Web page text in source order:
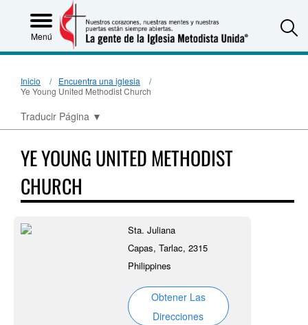
Menú
Inicio
Encuentra una iglesia
Ye Young United Methodist Church
Traducir Página ▼
YE YOUNG UNITED METHODIST
CHURCH
Sta. Juliana
Capas, Tarlac, 2315
Philippines
Obtener Las
Direcciones